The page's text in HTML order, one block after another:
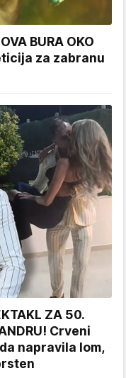
BURA OKO
za zabranu
ZA 50.
Crveni
napravila lom,